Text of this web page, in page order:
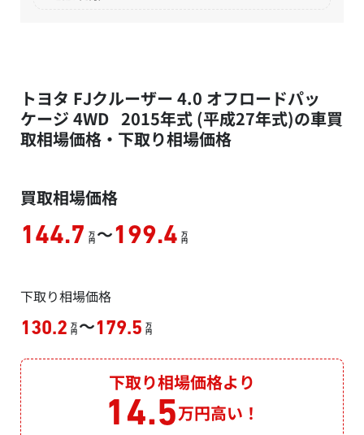
トヨタ FJクルーザー 4.0 オフロードパッ
ケージ 4WD 2015年式 (平成27年式)の車買
取相場価格・下取り相場価格
買取相場価格
144.7 万
円 ～199.4 万
円
下取り相場価格
130.2 万
円 ～179.5 万
円
下取り相場価格より
14.5万円高い！